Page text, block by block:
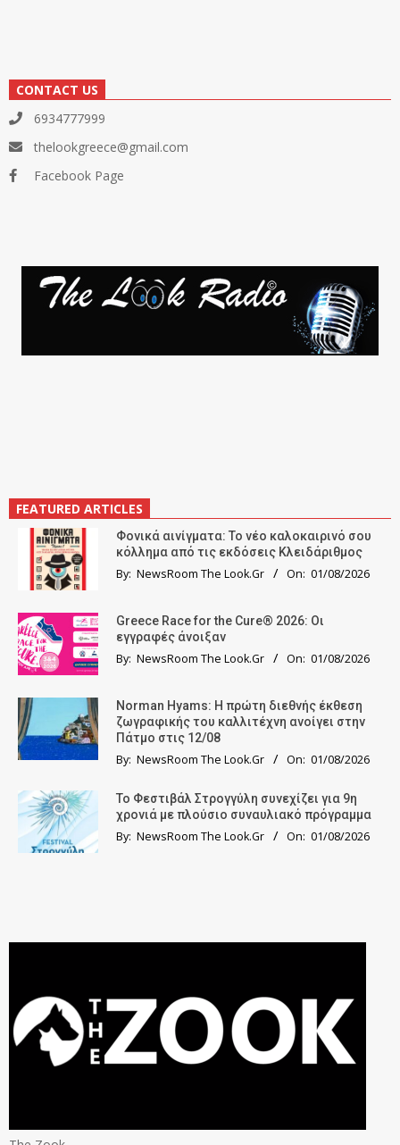
CONTACT US
6934777999
thelookgreece@gmail.com
Facebook Page
FEATURED ARTICLES
Φονικά αινίγματα: Το νέο καλοκαιρινό σου
κόλλημα από τις εκδόσεις Κλειδάριθμος
By: NewsRoom The Look.Gr On: 01/08/2026
Greece Race for the Cure® 2026: Οι
εγγραφές άνοιξαν
By: NewsRoom The Look.Gr On: 01/08/2026
Norman Hyams: Η πρώτη διεθνής έκθεση
ζωγραφικής του καλλιτέχνη ανοίγει στην
Πάτμο στις 12/08
By: NewsRoom The Look.Gr On: 01/08/2026
Το Φεστιβάλ Στρογγύλη συνεχίζει για 9η
χρονιά με πλούσιο συναυλιακό πρόγραμμα
By: NewsRoom The Look.Gr On: 01/08/2026